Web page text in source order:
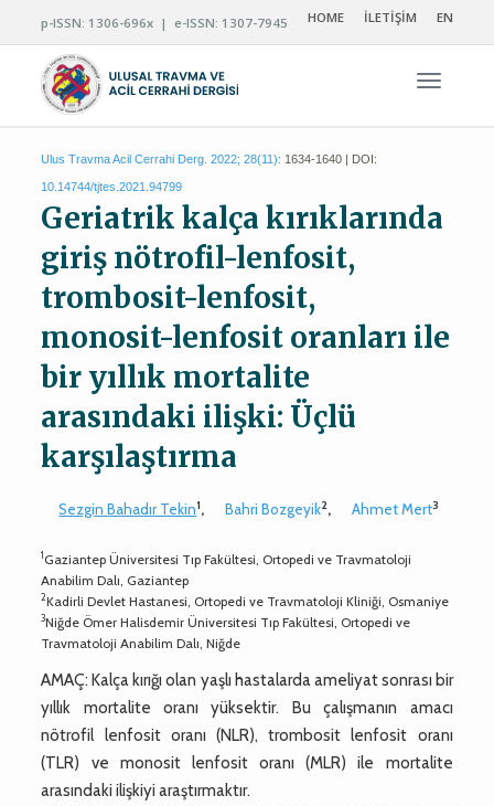
p-ISSN: 1306-696x | e-ISSN: 1307-7945 HOME İLETİŞİM EN
Ulus Travma Acil Cerrahi Derg. 2022; 28(11): 1634-1640 | DOI:
10.14744/tjtes.2021.94799
Geriatrik kalça kırıklarında
giriş nötrofil-lenfosit,
trombosit-lenfosit,
monosit-lenfosit oranları ile
bir yıllık mortalite
arasındaki ilişki: Üçlü
karşılaştırma
Sezgin Bahadır Tekin1, Bahri Bozgeyik2, Ahmet Mert3
1Gaziantep Üniversitesi Tıp Fakültesi, Ortopedi ve Travmatoloji
Anabilim Dalı, Gaziantep
2Kadirli Devlet Hastanesi, Ortopedi ve Travmatoloji Kliniği, Osmaniye
3Niğde Ömer Halisdemir Üniversitesi Tıp Fakültesi, Ortopedi ve
Travmatoloji Anabilim Dalı, Niğde
AMAÇ: Kalça kırığı olan yaşlı hastalarda ameliyat sonrası bir
yıllık mortalite oranı yüksektir. Bu çalışmanın amacı
nötrofil lenfosit oranı (NLR), trombosit lenfosit oranı
(TLR) ve monosit lenfosit oranı (MLR) ile mortalite
arasındaki ilişkiyi araştırmaktır.